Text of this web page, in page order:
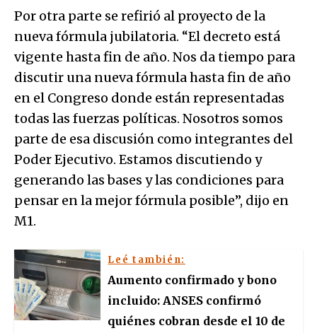
Por otra parte se refirió al proyecto de la
nueva fórmula jubilatoria. “El decreto está
vigente hasta fin de año. Nos da tiempo para
discutir una nueva fórmula hasta fin de año
en el Congreso donde están representadas
todas las fuerzas políticas. Nosotros somos
parte de esa discusión como integrantes del
Poder Ejecutivo. Estamos discutiendo y
generando las bases y las condiciones para
pensar en la mejor fórmula posible”, dijo en
M1.
Leé también:
Aumento confirmado y bono
incluido: ANSES confirmó
quiénes cobran desde el 10 de